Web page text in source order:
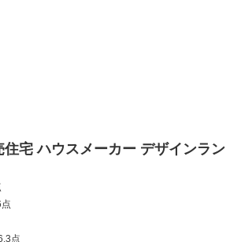
住宅 ハウスメーカー デザインラン
点